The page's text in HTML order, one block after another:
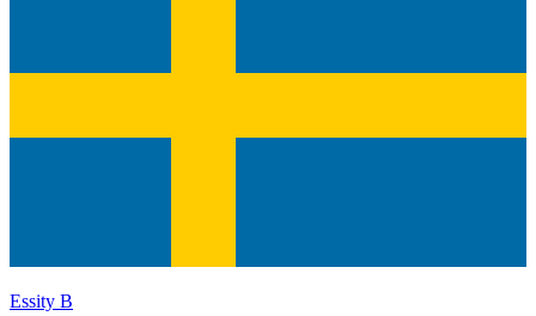
Essity B